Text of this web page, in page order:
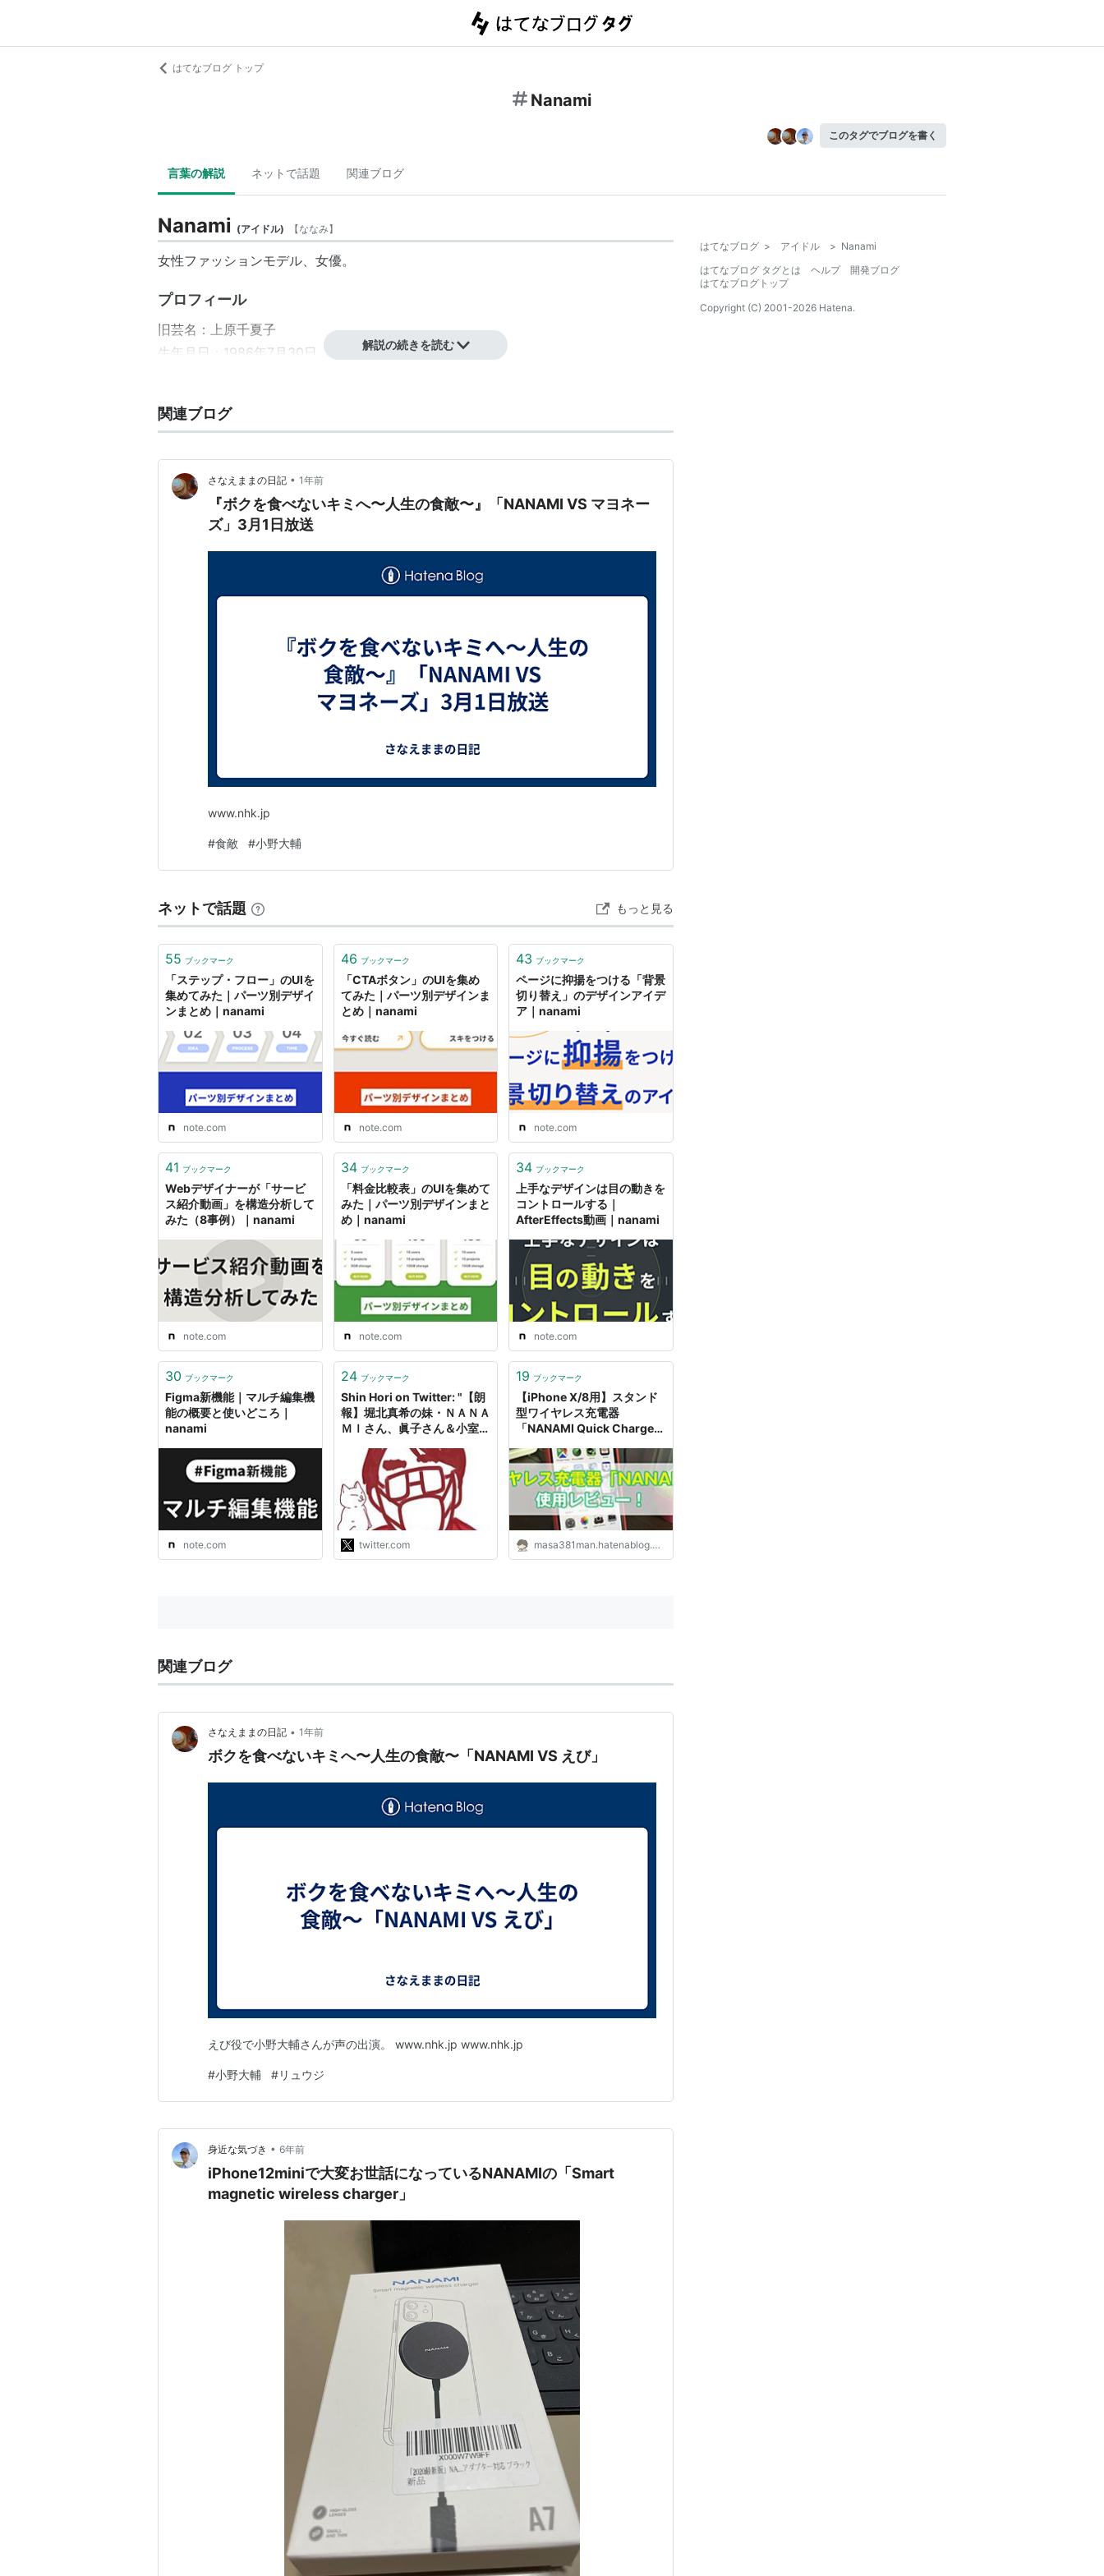
はてなブログ トップ
Nanami
このタグでブログを書く
言葉の解説 ネットで話題 関連ブログ
Nanami (アイドル) 【ななみ】
女性ファッションモデル、女優。
プロフィール
旧芸名：上原千夏子
生年月日：1986年7月30日
身長：172cm
2005年、第1回ミス東京ガールズコレクショングランプリ受賞。
GINGER（幻冬舎） - レギュラーモデル
レコ☆HITS!（日本テレビ、2009年1月〜2011年3月）
たまッチ!（フジテレビ、2009年3月〜2010年1月） - MCアシスタント
解説の続きを読む
関連ブログ
さなえままの日記 • 1年前
『ボクを食べないキミへ〜人生の食敵〜』「NANAMI VS マヨネー
ズ」3月1日放送
www.nhk.jp
#食敵 #小野大輔
ネットで話題 もっと見る
55 ブックマーク
「ステップ・フロー」のUIを
集めてみた｜パーツ別デザイ
ンまとめ｜nanami
note.com
46 ブックマーク
「CTAボタン」のUIを集め
てみた｜パーツ別デザインま
とめ｜nanami
note.com
43 ブックマーク
ページに抑揚をつける「背景
切り替え」のデザインアイデ
ア｜nanami
note.com
41 ブックマーク
Webデザイナーが「サービ
ス紹介動画」を構造分析して
みた（8事例）｜nanami
note.com
34 ブックマーク
「料金比較表」のUIを集めて
みた｜パーツ別デザインまと
め｜nanami
note.com
34 ブックマーク
上手なデザインは目の動きを
コントロールする｜
AfterEffects動画｜nanami
note.com
30 ブックマーク
Figma新機能｜マルチ編集機
能の概要と使いどころ｜
nanami
note.com
24 ブックマーク
Shin Hori on Twitter: "【朗
報】堀北真希の妹・ＮＡＮＡ
ＭＩさん、眞子さん＆小室圭
けの熱を出してるのが不思
議」と、極めて冷静でまとも
な反応。 国の終わりが来る
かのように騒いでいるAERA
や皇室ジャーナリストや某歴
史教授たちより遥…
https://t.co/JDBVDTbJNR"
twitter.com
19 ブックマーク
【iPhone X/8用】スタンド
型ワイヤレス充電器
「NANAMI Quick Charge
ん.com
masa381man.hatenablog.com
関連ブログ
さなえままの日記 • 1年前
ボクを食べないキミへ〜人生の食敵〜「NANAMI VS えび」
えび役で小野大輔さんが声の出演。 www.nhk.jp www.nhk.jp
#小野大輔 #リュウジ
身近な気づき • 6年前
iPhone12miniで大変お世話になっているNANAMIの「Smart
magnetic wireless charger」
はてなブログ > アイドル > Nanami
はてなブログ タグとは
ヘルプ
開発ブログ
はてなブログトップ
Copyright (C) 2001-2026 Hatena.